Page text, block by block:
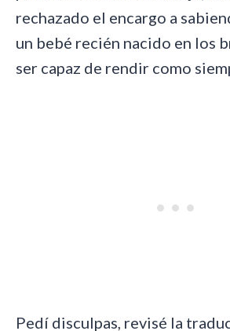
rechazado el encargo a
un bebé recién nacido en los
ser capaz de rendir como
Pedí disculpas, revisé la